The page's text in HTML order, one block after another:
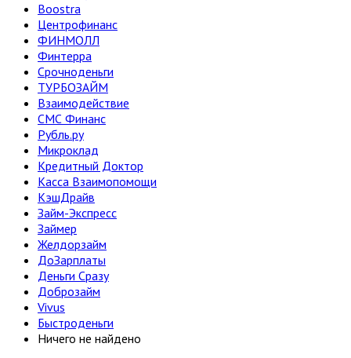
Boostra
Центрофинанс
ФИНМОЛЛ
Финтерра
Срочноденьги
ТУРБОЗАЙМ
Взаимодействие
СМС Финанс
Рубль.ру
Микроклад
Кредитный Доктор
Касса Взаимопомощи
КэшДрайв
Займ-Экспресс
Займер
Желдорзайм
ДоЗарплаты
Деньги Сразу
Доброзайм
Vivus
Быстроденьги
Ничего не найдено